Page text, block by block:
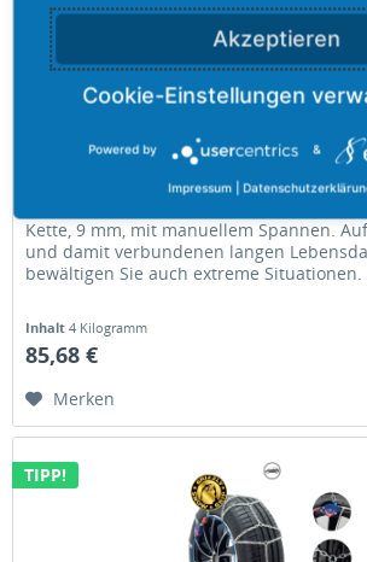
Grizzly-PRO COMPACT 150 - 9,00 mm
Kette, 9 mm, mit manuellem Spannen.
und damit verbundenen langen
bewältigen Sie auch extreme Situationen.
Inhalt4 Kilogramm
85,68 €
Merken
TIPP!
Akzeptieren
Powered by &
Impressum |